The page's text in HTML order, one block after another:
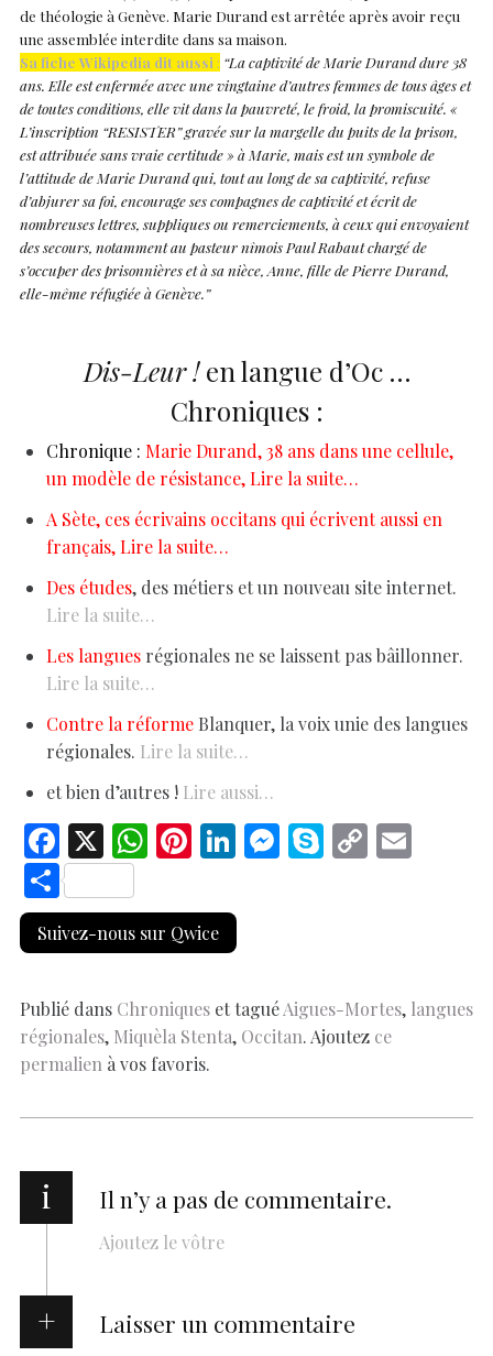
de théologie à Genève. Marie Durand est arrêtée après avoir reçu
une assemblée interdite dans sa maison.
Sa fiche Wikipedia dit aussi : “La captivité de Marie Durand dure 38
ans. Elle est enfermée avec une vingtaine d’autres femmes de tous âges et
de toutes conditions, elle vit dans la pauvreté, le froid, la promiscuité. «
L’inscription “RESISTER” gravée sur la margelle du puits de la prison,
est attribuée sans vraie certitude » à Marie, mais est un symbole de
l’attitude de Marie Durand qui, tout au long de sa captivité, refuse
d’abjurer sa foi, encourage ses compagnes de captivité et écrit de
nombreuses lettres, suppliques ou remerciements, à ceux qui envoyaient
des secours, notamment au pasteur nîmois Paul Rabaut chargé de
s’occuper des prisonnières et à sa nièce, Anne, fille de Pierre Durand,
elle-même réfugiée à Genève.”
Dis-Leur !en langue d’Oc …
Chroniques :
Chronique : Marie Durand, 38 ans dans une cellule,
un modèle de résistance, Lire la suite…
A Sète, ces écrivains occitans qui écrivent aussi en
français, Lire la suite…
Des études, des métiers et un nouveau site internet.
Lire la suite…
Les langues régionales ne se laissent pas bâillonner.
Lire la suite…
Contre la réforme Blanquer, la voix unie des langues
régionales. Lire la suite…
et bien d’autres ! Lire aussi…
F
ac
e
b
o
k
X W
at
s
p
p
Pi
er
es
Li
k
e
n
M
er
S C
n
k
S
h
ar
Suivez-nous sur Qwice
Publié dans Chroniques et taguéAigues-Mortes, langues
régionales, Miquèla Stenta, Occitan. Ajoutez ce
permalien à vos favoris.
i Il n’y a pas de commentaire.
Ajoutez le vôtre
Laisser un commentaire